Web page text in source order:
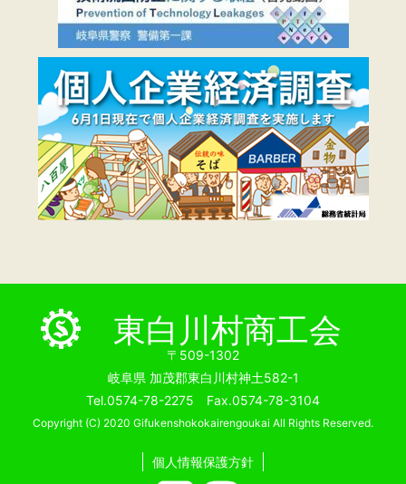
東白川村商工会
〒509-1302
岐阜県 加茂郡東白川村神土582-1
Tel.0574-78-2275 Fax.0574-78-3104
Copyright (C) 2020 Gifukenshokokairengoukai All Rights Reserved.
個人情報保護方針